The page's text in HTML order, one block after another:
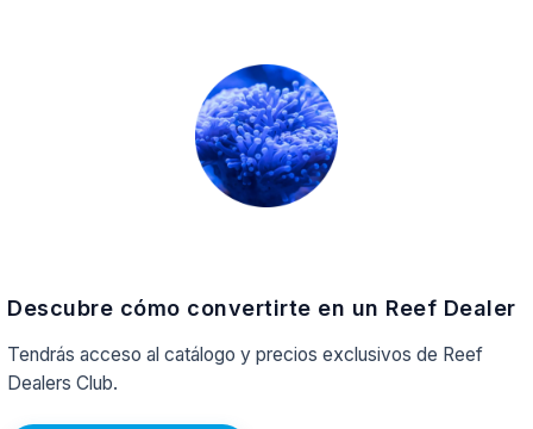
Descubre cómo convertirte en un Reef Dealer
Tendrás acceso al catálogo y precios exclusivos de Reef
Dealers Club.